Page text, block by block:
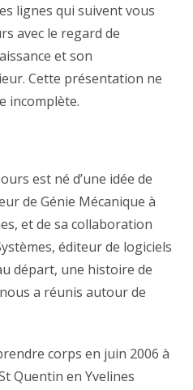
lignes qui suivent vous
avec le regard de
et son
Cette présentation ne
incomplète.
est né d’une idée de
de Génie Mécanique à
et de sa collaboration
éditeur de logiciels
départ, une histoire de
a réunis autour de
corps en juin 2006 à
Quentin en Yvelines